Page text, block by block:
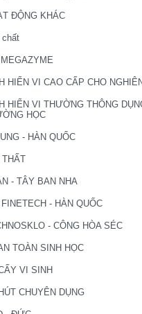
ĐỘNG KHÁC
chất
HIỂN VI CAO CẤP CHO
HIỂN VI THƯỜNG THÔNG
HỌC
- HÀN QUỐC
THẤT
- TÂY BAN NHA
- HÀN QUỐC
- CÔNG HÒA SÉC
TOÀN SINH HỌC
VI SINH
CHUYÊN DỤNG